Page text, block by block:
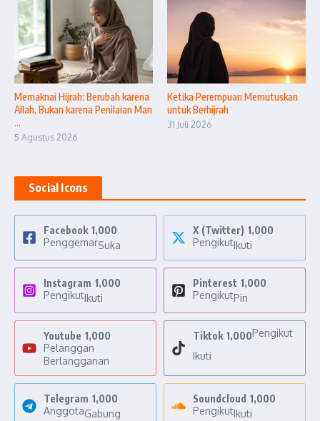
Memaknai Hijrah: Berubah karena
Allah, Bukan karena Penilaian Man
...
5 Agustus 2026
Ketika Perempuan Memutuskan
untuk Berhijrah
31 Juli 2026
Social Icons
Facebook 1,000
PenggemarSuka
X (Twitter) 1,000
PengikutIkuti
Instagram 1,000
PengikutIkuti
Pinterest 1,000
PengikutPin
Youtube 1,000
Pelanggan
Berlangganan
Tiktok 1,000Pengikut
Ikuti
Telegram 1,000
AnggotaGabung
Soundcloud 1,000
PengikutIkuti